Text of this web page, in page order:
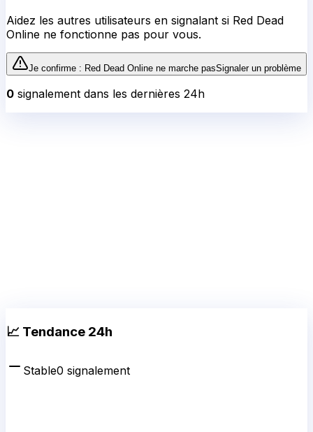
Aidez les autres utilisateurs en signalant si Red Dead
Online ne fonctionne pas pour vous.
Je confirme : Red Dead Online ne marche pasSignaler un problème
0 signalement dans les dernières 24h
📈 Tendance 24h
Stable0 signalement